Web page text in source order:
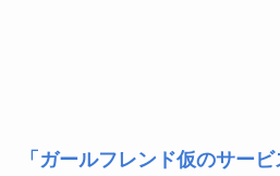
「ガールフレンド仮のサー